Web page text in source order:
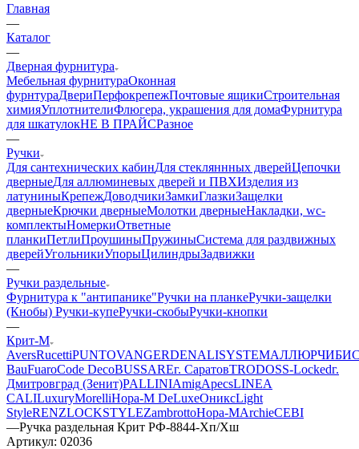
Главная
—
Каталог
—
Дверная фурнитура
Мебельная фурнитураОконная
фурнтураДвериПерфокрепежПочтовые ящикиСтроительная
химияУплотнителиФлюгера, украшения для домаФурнитура
для шкатулокНЕ В ПРАЙСРазное
—
Ручки
Для сантехнических кабинДля стекляннных дверейЦепочки
дверныеДля аллюминевых дверей и ПВХИзделия из
латуниныКрепежДоводчикиЗамкиГлазкиЗащелки
дверныеКрючки дверныеМолотки дверныеНакладки, wc-
комплектыНомеркиОтветные
планкиПетлиПроушиныПружиныСистема для раздвижных
дверейУгольникиУпорыЦилиндрыЗадвижки
—
Ручки раздельные
Фурнитура к "антипанике"Ручки на планкеРучки-защелки
(Кнобы) Ручки-купеРучки-скобыРучки-кнопки
—
Крит-М
AversRucettiPUNTOVANGERDENALISYSTEMАЛЛЮР
BauFuaroCode DecoBUSSAREг. СаратовTRODOSS-Lockedг.
Дмитровград (Зенит)PALLINIAmigApecsLINEA
CALILuxuryMorelliНора-М DeLuxeОниксLight
StyleRENZLOCKSTYLEZambrottoНора-МArchieCEBI
—Ручка раздельная Крит РФ-8844-Хп/Хш
Артикул: 02036